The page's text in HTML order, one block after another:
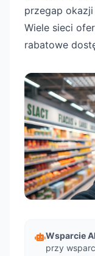
przegap
Wiele sieci
rabatowe
Wsparcie
przy